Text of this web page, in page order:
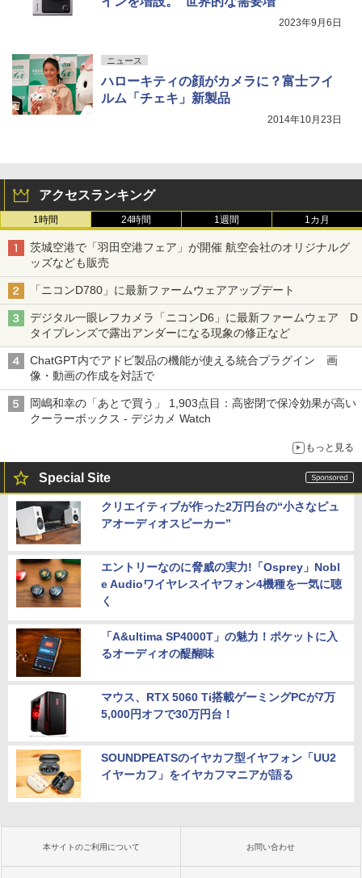
2023年9月6日
ニュース
ハローキティの顔がカメラに？富士フイ
ルム「チェキ」新製品
2014年10月23日
アクセスランキング
1時間 24時間 1週間 1カ月
茨城空港で「羽田空港フェア」が開催 航空会社のオリジナルグ
ッズなども販売
「ニコンD780」に最新ファームウェアアップデート
デジタル一眼レフカメラ「ニコンD6」に最新ファームウェア D
タイプレンズで露出アンダーになる現象の修正など
ChatGPT内でアドビ製品の機能が使える統合プラグイン 画
像・動画の作成を対話で
岡嶋和幸の「あとで買う」 1,903点目：高密閉で保冷効果が高い
クーラーボックス - デジカメ Watch
もっと見る
Special Site
クリエイティブが作った2万円台の“小さなピュ
アオーディオスピーカー”
エントリーなのに脅威の実力!「Osprey」Nobl
e Audioワイヤレスイヤフォン4機種を一気に聴
く
「A&ultima SP4000T」の魅力！ポケットに入
るオーディオの醍醐味
マウス、RTX 5060 Ti搭載ゲーミングPCが7万
5,000円オフで30万円台！
SOUNDPEATSのイヤカフ型イヤフォン「UU2
イヤーカフ」をイヤカフマニアが語る
本サイトのご利用について お問い合わせ